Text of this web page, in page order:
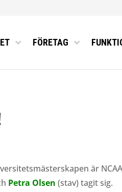
FÖRETAG
är
Petra Olsen (stav) tagit sig.